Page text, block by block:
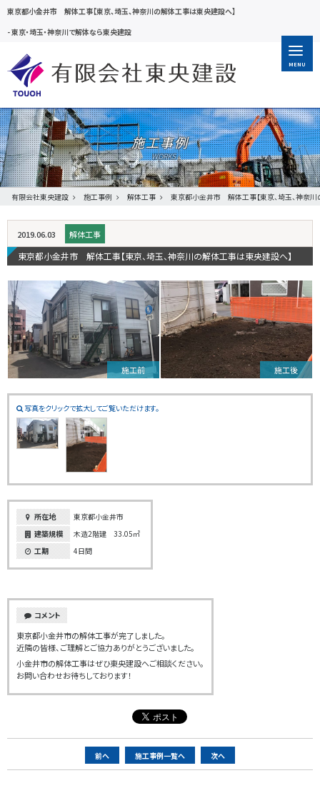
東京都小金井市 解体工事【東京、埼玉、神奈川の解体工事は東央建設へ】
-東京・埼玉・神奈川で解体なら東央建設
MENU
施工事例
有限会社東央建設 施工事例 解体工事 東京都小金井市 解体工事【東京、埼玉、神奈
2019.06.03 解体工事
東京都小金井市 解体工事【東京、埼玉、神奈川の解体工事は東央建設へ】
施工前 施工後
写真をクリックで拡大してご覧いただけます。
所在地
東京都小金井市
建築規模
木造2階建 33.05㎥
工期
4日間
コメント
東京都小金井市の解体工事が完了しました。
近隣の皆様、ご理解とご協力ありがとうございました。
小金井市の解体工事はぜひ東央建設へご相談ください。
お問い合わせお待ちしております！
ー
前へ 施工事例一覧へ 次へ